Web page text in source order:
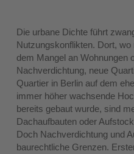
Die urbane Dichte führt
Nutzungskonflikten. Dort,
dem Mangel an Wohnungen
Nachverdichtung, neue
Quartier in Berlin auf dem
immer höher wachsende
bereits gebaut wurde, sind
Dachaufbauten oder
Doch Nachverdichtung und
baurechtliche Grenzen.